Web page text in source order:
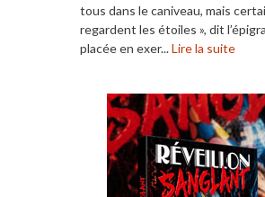
tous dans le caniveau, mais
regardent les étoiles », dit
placée en exer...Lire la suite